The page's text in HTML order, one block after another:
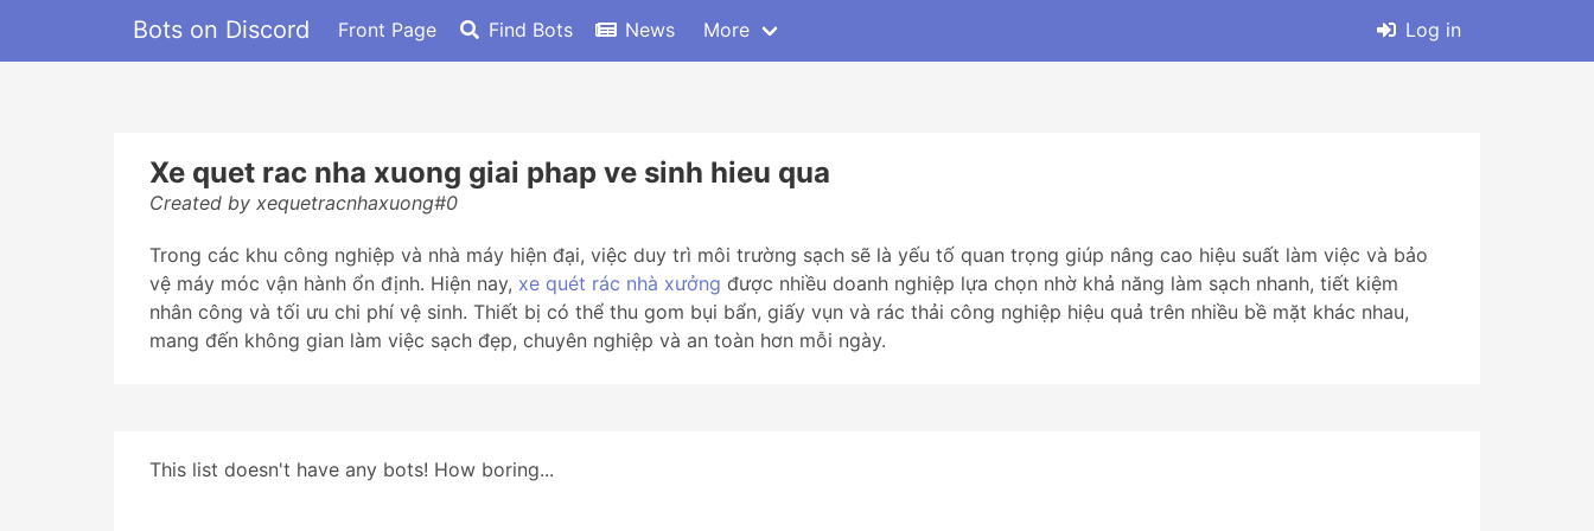
Bots on Discord Front Page Find Bots News More Log in
Xe quet rac nha xuong giai phap ve sinh hieu qua
Created by xequetracnhaxuong#0
Trong các khu công nghiệp và nhà máy hiện đại, việc duy trì môi trường sạch sẽ là yếu tố quan trọng giúp nâng cao hiệu suất làm việc và bảo
vệ máy móc vận hành ổn định. Hiện nay, xe quét rác nhà xưởng được nhiều doanh nghiệp lựa chọn nhờ khả năng làm sạch nhanh, tiết kiệm
nhân công và tối ưu chi phí vệ sinh. Thiết bị có thể thu gom bụi bẩn, giấy vụn và rác thải công nghiệp hiệu quả trên nhiều bề mặt khác nhau,
mang đến không gian làm việc sạch đẹp, chuyên nghiệp và an toàn hơn mỗi ngày.
This list doesn't have any bots! How boring...